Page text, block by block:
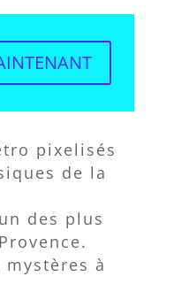
pixelisés
de la
des plus
à